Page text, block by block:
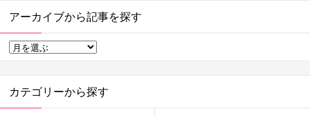
アーカイブから記事を探す
カテゴリーから探す